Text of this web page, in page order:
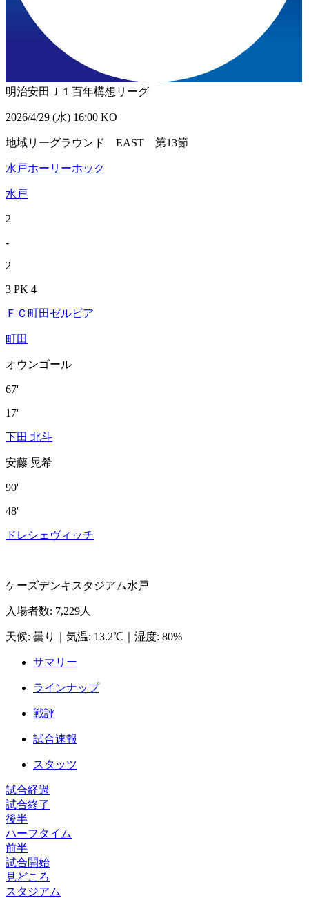
明治安田Ｊ１百年構想リーグ
2026/4/29 (水) 16:00 KO
地域リーグラウンド EAST 第13節
水戸ホーリーホック
水戸
2
-
2
3 PK 4
ＦＣ町田ゼルビア
町田
オウンゴール
67'
17'
下田 北斗
安藤 晃希
90'
48'
ドレシェヴィッチ
ケーズデンキスタジアム水戸
入場者数: 7,229人
天候: 曇り 気温: 13.2℃ 湿度: 80%
サマリー
ラインナップ
戦評
試合速報
スタッツ
試合経過
試合終了
後半
ハーフタイム
前半
試合開始
見どころ
スタジアム